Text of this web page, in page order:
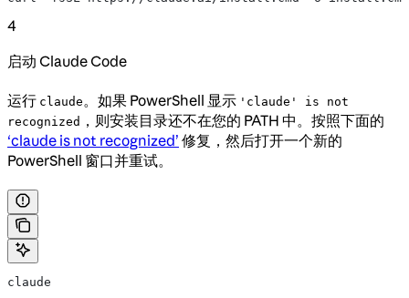
4
启动 Claude Code
运行 claude。如果 PowerShell 显示 'claude' is not
recognized ，则安装目录还不在您的 PATH 中。按照下面的
‘claude is not recognized’ 修复，然后打开一个新的
PowerShell 窗口并重试。
claude